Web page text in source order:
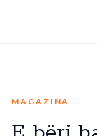
MAGAZINA